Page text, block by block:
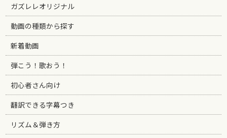
ガズレレオリジナル
動画の種類から探す
新着動画
弾こう！歌おう！
初心者さん向け
翻訳できる字幕つき
リズム＆弾き方